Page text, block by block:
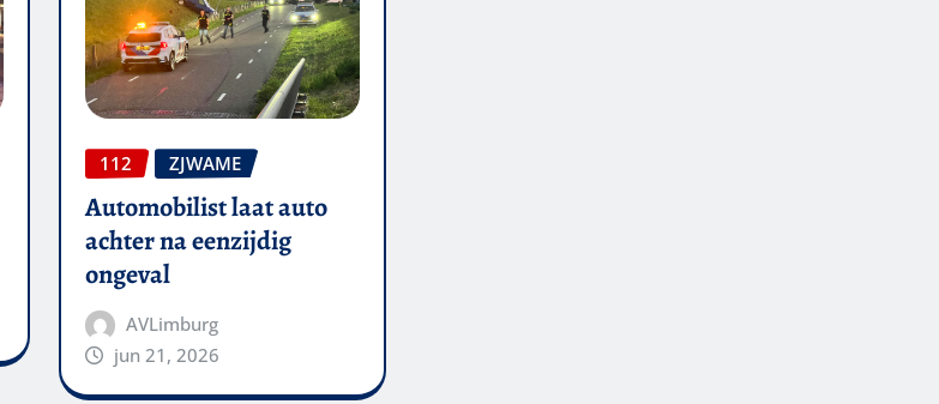
112 ZJWAME
Automobilist laat auto
achter na eenzijdig
ongeval
AVLimburg
jun 21, 2026